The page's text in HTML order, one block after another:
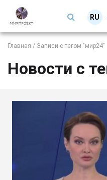
EN
RU
Главная / Записи с тегом "мир24"
Новости с